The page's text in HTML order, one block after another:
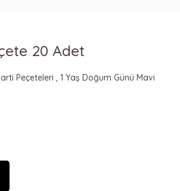
20 Adet
Peçeteleri , 1 Yaş Doğum Günü Mavi